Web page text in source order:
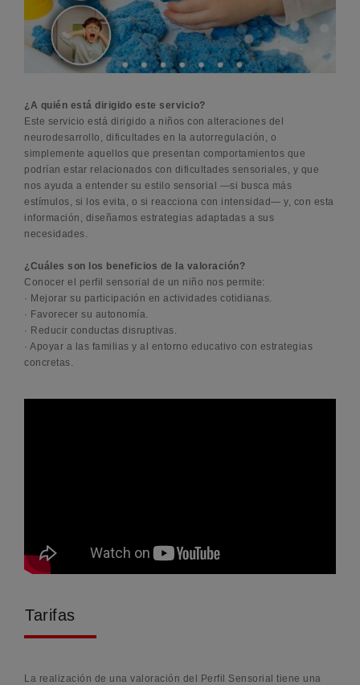
¿A quién está dirigido este servicio?
Este servicio está dirigido a niños con alteraciones del
neurodesarrollo, dificultades en la autorregulación, o
simplemente aquellos que presentan comportamientos que
podrían estar relacionados con dificultades sensoriales, y que
nos ayuda a entender su estilo sensorial —si busca más
estímulos, si los evita, o si reacciona con intensidad— y, con esta
información, diseñamos estrategias adaptadas a sus
necesidades.
¿Cuáles son los beneficios de la valoración?
Conocer el perfil sensorial de un niño nos permite:
· Mejorar su participación en actividades cotidianas.
· Favorecer su autonomía.
· Reducir conductas disruptivas.
· Apoyar a las familias y al entorno educativo con estrategias
concretas.
Tarifas
La realización de una valoración del Perfil Sensorial tiene una